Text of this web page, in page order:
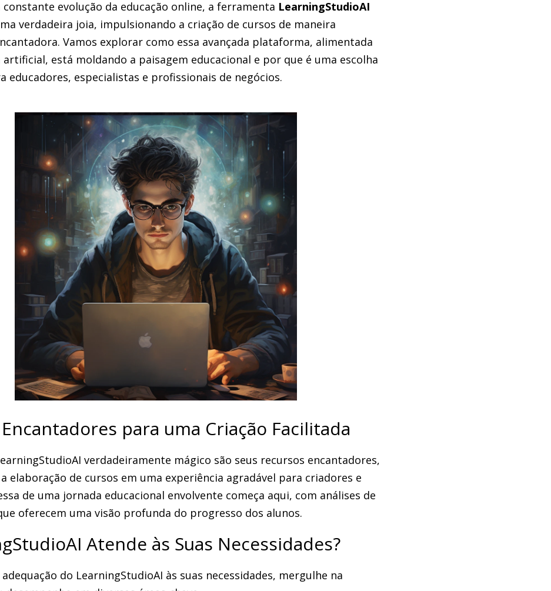
constante evolução da educação online, a ferramenta LearningStudioAI
verdadeira joia, impulsionando a criação de cursos de maneira
Vamos explorar como essa avançada plataforma, alimentada
está moldando a paisagem educacional e por que é uma escolha
educadores, especialistas e profissionais de negócios.
para uma Criação Facilitada
verdadeiramente mágico são seus recursos encantadores,
elaboração de cursos em uma experiência agradável para criadores e
de uma jornada educacional envolvente começa aqui, com análises de
oferecem uma visão profunda do progresso dos alunos.
Atende às Suas Necessidades?
do LearningStudioAI às suas necessidades, mergulhe na